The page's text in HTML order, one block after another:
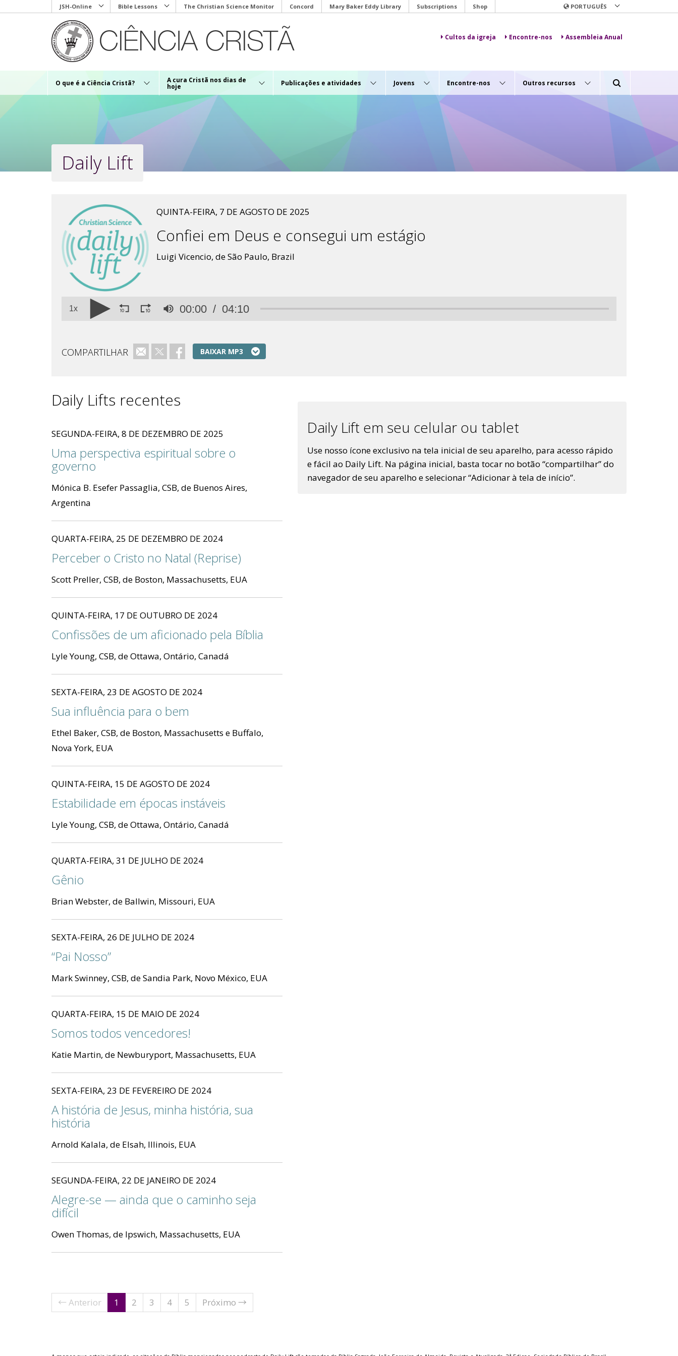
to
JSH-Online Bible Lessons The Christian Science Monitor Concord Mary Baker Eddy Library Subscriptions Shop PORTUGUÊS
Cultos da igreja Encontre-nos Assembleia Anual
O que é a Ciência Cristã? A cura Cristã nos dias de
hoje Publicações e atividades Jovens Encontre-nos Outros recursos
Daily Lift
QUINTA-FEIRA, 7 DE AGOSTO DE 2025
Confiei em Deus e consegui um estágio
Luigi Vicencio, de São Paulo, Brazil
90%
1x 00:00 04:10
COMPARTILHAR e-mailTwitterFacebookBAIXAR MP3
Daily Lifts recentes
SEGUNDA-FEIRA, 8 DE DEZEMBRO DE 2025
Uma perspectiva espiritual sobre o
governo
Mónica B. Esefer Passaglia, CSB, de Buenos Aires,
Argentina
QUARTA-FEIRA, 25 DE DEZEMBRO DE 2024
Perceber o Cristo no Natal (Reprise)
Scott Preller, CSB, de Boston, Massachusetts, EUA
QUINTA-FEIRA, 17 DE OUTUBRO DE 2024
Confissões de um aficionado pela Bíblia
Lyle Young, CSB, de Ottawa, Ontário, Canadá
SEXTA-FEIRA, 23 DE AGOSTO DE 2024
Sua influência para o bem
Ethel Baker, CSB, de Boston, Massachusetts e Buffalo,
Nova York, EUA
QUINTA-FEIRA, 15 DE AGOSTO DE 2024
Estabilidade em épocas instáveis
Lyle Young, CSB, de Ottawa, Ontário, Canadá
QUARTA-FEIRA, 31 DE JULHO DE 2024
Gênio
Brian Webster, de Ballwin, Missouri, EUA
SEXTA-FEIRA, 26 DE JULHO DE 2024
“Pai Nosso”
Mark Swinney, CSB, de Sandia Park, Novo México, EUA
QUARTA-FEIRA, 15 DE MAIO DE 2024
Somos todos vencedores!
Katie Martin, de Newburyport, Massachusetts, EUA
SEXTA-FEIRA, 23 DE FEVEREIRO DE 2024
A história de Jesus, minha história, sua
história
Arnold Kalala, de Elsah, Illinois, EUA
SEGUNDA-FEIRA, 22 DE JANEIRO DE 2024
Alegre-se — ainda que o caminho seja
difícil
Owen Thomas, de Ipswich, Massachusetts, EUA
← Anterior 1 (current)
2 3 4 5 Próximo →
Daily Lift em seu celular ou tablet
Use nosso ícone exclusivo na tela inicial de seu aparelho, para acesso rápido
e fácil ao Daily Lift. Na página inicial, basta tocar no botão “compartilhar” do
navegador de seu aparelho e selecionar “Adicionar à tela de início”.